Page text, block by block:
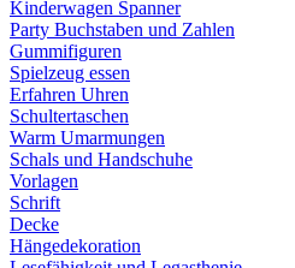
Kinderwagen Spanner
Party Buchstaben und Zahlen
Gummifiguren
Spielzeug essen
Erfahren Uhren
Schultertaschen
Warm Umarmungen
Schals und Handschuhe
Vorlagen
Schrift
Decke
Hängedekoration